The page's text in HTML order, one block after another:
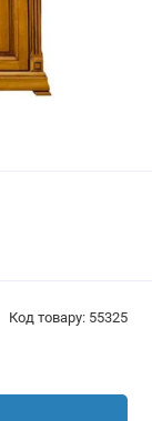
Код товару: 55325